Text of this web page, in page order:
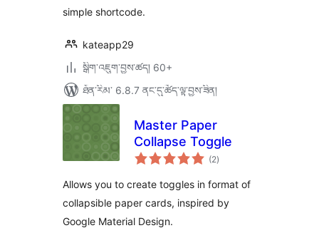
simple shortcode.
kateapp29
སྒྲིག་འཇུག་བྱས་ཚད། 60+
ཐོན་རིམ་ 6.8.7 ནང་དུ་ཚོད་ལྟ་བྱས་ཟིན།
Master Paper
Collapse Toggle
(2གདེང་
འཇོག་
ཚང་།
)
Allows you to create toggles in format of
collapsible paper cards, inspired by
Google Material Design.